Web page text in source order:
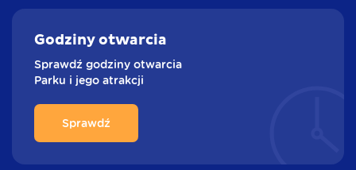
Godzinyotwarcia
Sprawdź godziny otwarcia
Parku i jego atrakcji
Sprawdź